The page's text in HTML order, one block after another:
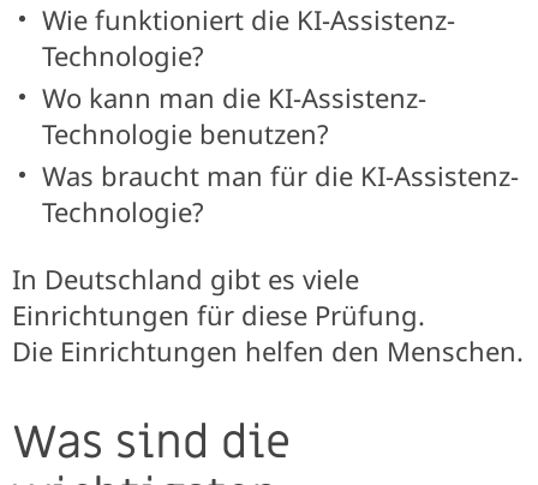
Wie funktioniert die KI-Assistenz-
Technologie?
Wo kann man die KI-Assistenz-
Technologie benutzen?
Was braucht man für die KI-Assistenz-
Technologie?
In Deutschland gibt es viele
Einrichtungen für diese Prüfung.
Die Einrichtungen helfen den Menschen.
Was sind die